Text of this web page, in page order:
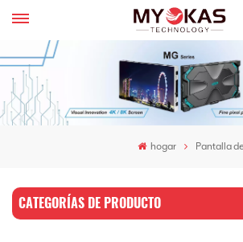
hogar Pantalla
CATEGORÍAS DE PRODUCTO